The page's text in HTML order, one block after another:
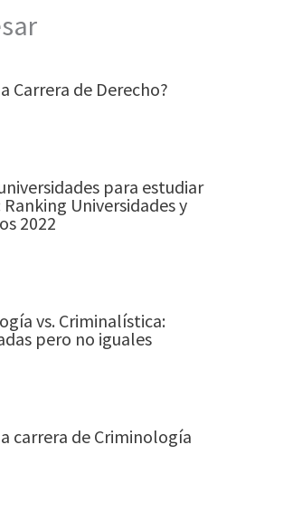
Carrera de Derecho?
para estudiar
Universidades y
2022
vs. Criminalística:
pero no iguales
carrera de Criminología